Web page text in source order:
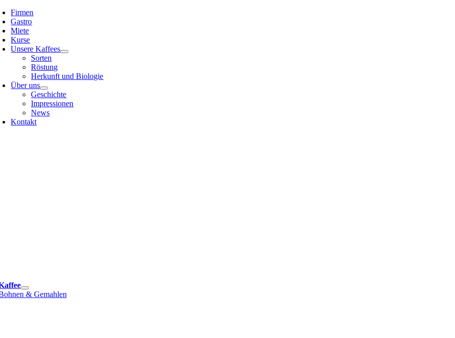
Skip
to
content
Firmen
Gastro
Miete
Kurse
Unsere Kaffees
Sorten
Röstung
Herkunft und Biologie
Über uns
Geschichte
Impressionen
News
Kontakt
& Gemahlen